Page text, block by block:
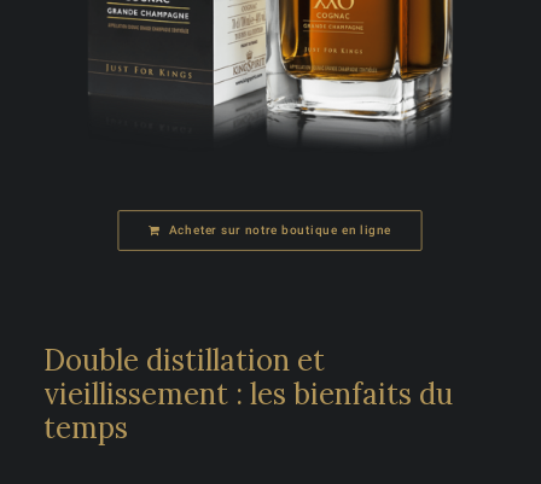
Acheter sur notre boutique en ligne
Double distillation et
vieillissement : les bienfaits du
temps